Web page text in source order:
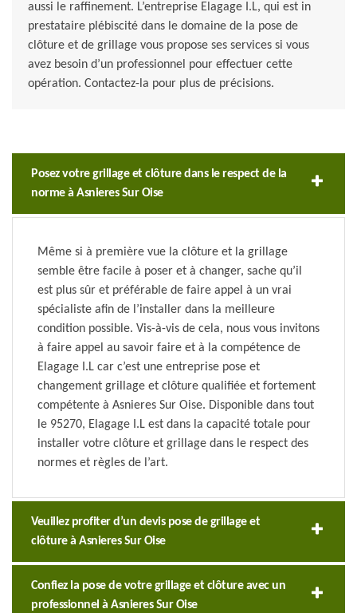
aussi le raffinement. L’entreprise Elagage I.L, qui est in
prestataire plébiscité dans le domaine de la pose de
clôture et de grillage vous propose ses services si vous
avez besoin d’un professionnel pour effectuer cette
opération. Contactez-la pour plus de précisions.
Posez votre grillage et clôture dans le respect de la
norme à Asnieres Sur Oise
Même si à première vue la clôture et la grillage
semble être facile à poser et à changer, sache qu’il
est plus sûr et préférable de faire appel à un vrai
spécialiste afin de l’installer dans la meilleure
condition possible. Vis-à-vis de cela, nous vous invitons
à faire appel au savoir faire et à la compétence de
Elagage I.L car c’est une entreprise pose et
changement grillage et clôture qualifiée et fortement
compétente à Asnieres Sur Oise. Disponible dans tout
le 95270, Elagage I.L est dans la capacité totale pour
installer votre clôture et grillage dans le respect des
normes et règles de l’art.
Veuillez profiter d’un devis pose de grillage et
clôture à Asnieres Sur Oise
Confiez la pose de votre grillage et clôture avec un
professionnel à Asnieres Sur Oise